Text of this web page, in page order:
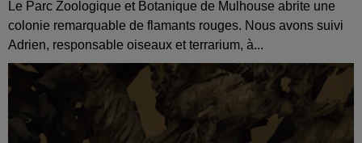
Le Parc Zoologique et Botanique de Mulhouse abrite une
colonie remarquable de flamants rouges. Nous avons suivi
Adrien, responsable oiseaux et terrarium, à...